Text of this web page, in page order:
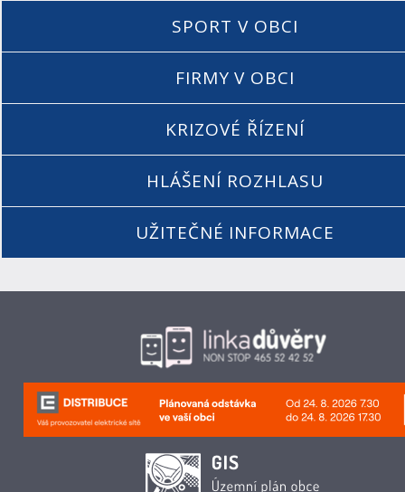
SPORT V OBCI
FIRMY V OBCI
KRIZOVÉ ŘÍZENÍ
HLÁŠENÍ ROZHLASU
UŽITEČNÉ INFORMACE